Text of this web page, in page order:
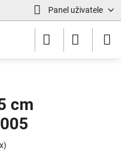
Panel uživatele
cm
x)